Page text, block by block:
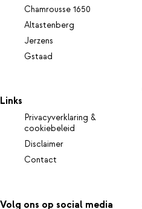
Chamrousse 1650
Altastenberg
Jerzens
Gstaad
Links
Privacyverklaring &
cookiebeleid
Disclaimer
Contact
Volg ons op social media